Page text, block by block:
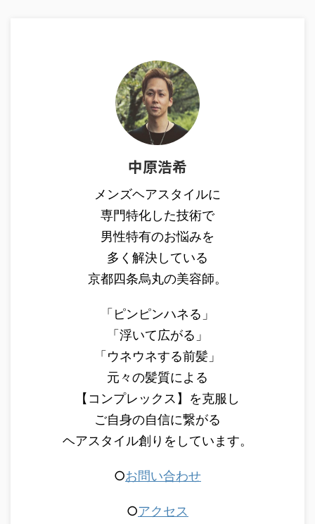
中原浩希
メンズヘアスタイルに
専門特化した技術で
男性特有のお悩みを
多く解決している
京都四条烏丸の美容師。
「ピンピンハネる」
「浮いて広がる」
「ウネウネする前髪」
元々の髪質による
【コンプレックス】を克服し
ご自身の自信に繋がる
ヘアスタイル創りをしています。
○お問い合わせ
○アクセス